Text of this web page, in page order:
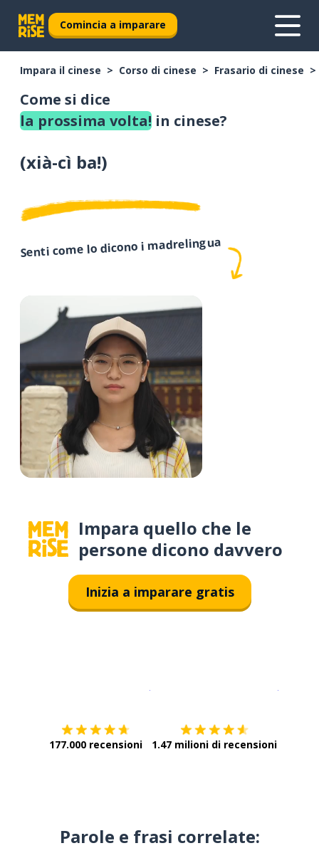
Comincia a imparare
Impara il cinese Corso di cinese Frasario di cinese
Come si dice
la prossima volta! in cinese?
(xià-cì ba!)
Senti come lo dicono i madrelingua
Impara quello che le
persone dicono davvero
Inizia a imparare gratis
177.000 recensioni 1.47 milioni di recensioni
Parole e frasi correlate: